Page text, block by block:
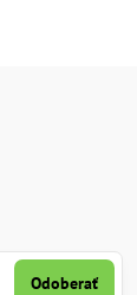
Odoberať